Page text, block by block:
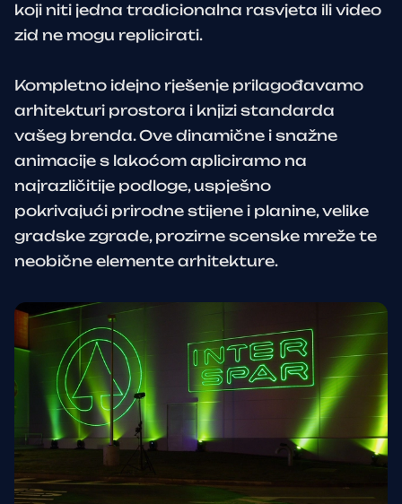
koji niti jedna tradicionalna rasvjeta ili video
zid ne mogu replicirati.
Kompletno idejno rješenje prilagođavamo
arhitekturi prostora i knjizi standarda
vašeg brenda. Ove dinamične i snažne
animacije s lakoćom apliciramo na
najrazličitije podloge, uspješno
pokrivajući prirodne stijene i planine, velike
gradske zgrade, prozirne scenske mreže te
neobične elemente arhitekture.